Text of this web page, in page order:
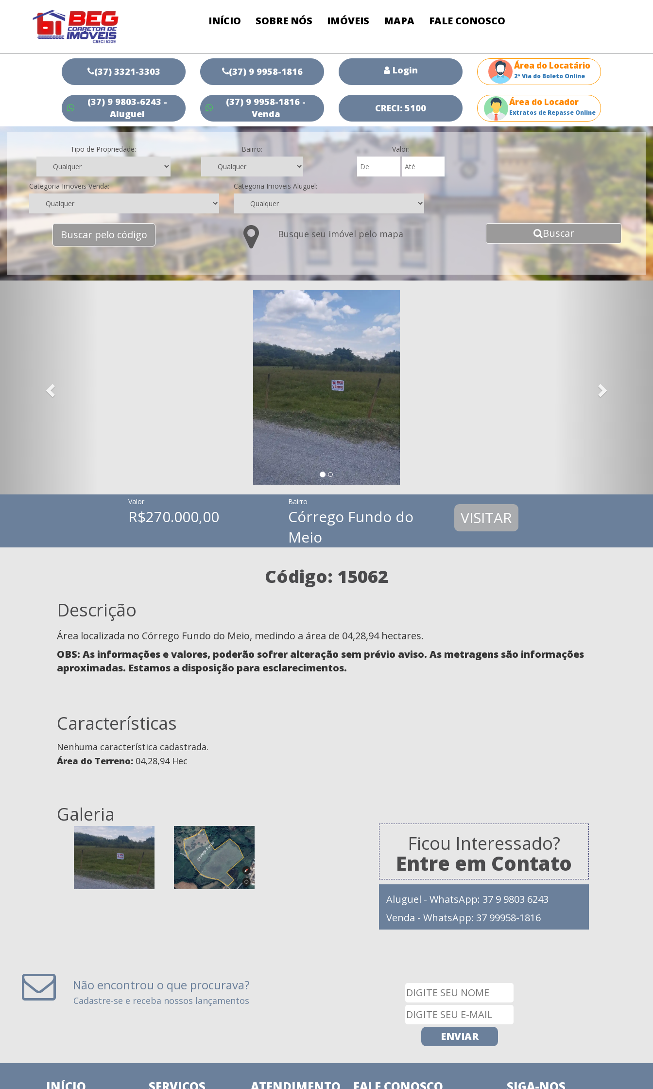
INÍCIO SOBRE NÓS IMÓVEIS MAPA FALE CONOSCO
(37) 3321-3303
(37) 9 9803-6243 -
Aluguel
(37) 9 9958-1816
(37) 9 9958-1816 -
Venda
Login
CRECI: 5100
Área do Locatário
2ª Via do Boleto Online
Área do Locador
Extratos de Repasse Online
Tipo de Propriedade: Bairro: Valor:
Categoria Imoveis Venda: Categoria Imoveis Aluguel:
Buscar pelo código Busque seu imóvel pelo mapa Buscar
Valor
R$270.000,00
Bairro
Córrego Fundo do
Meio
VISITAR
Código: 15062
Descrição
Área localizada no Córrego Fundo do Meio, medindo a área de 04,28,94 hectares.
OBS: As informações e valores, poderão sofrer alteração sem prévio aviso. As metragens são informações
aproximadas. Estamos a disposição para esclarecimentos.
Características
Nenhuma característica cadastrada.
Área do Terreno: 04,28,94 Hec
Galeria
Ficou Interessado?
Entre em Contato
Aluguel - WhatsApp: 37 9 9803 6243
Venda - WhatsApp: 37 99958-1816
Não encontrou o que procurava?
Cadastre-se e receba nossos lançamentos